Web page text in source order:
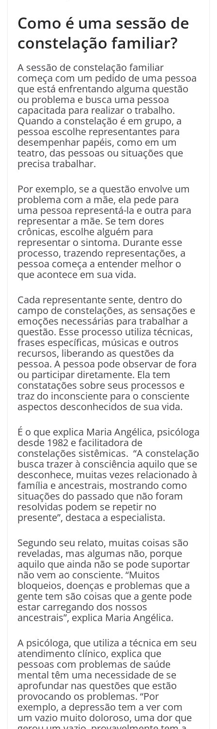
Como é uma sessão de
constelação familiar?
A sessão de constelação familiar
começa com um pedido de uma pessoa
que está enfrentando alguma questão
ou problema e busca uma pessoa
capacitada para realizar o trabalho.
Quando a constelação é em grupo, a
pessoa escolhe representantes para
desempenhar papéis, como em um
teatro, das pessoas ou situações que
precisa trabalhar.
Por exemplo, se a questão envolve um
problema com a mãe, ela pede para
uma pessoa representá-la e outra para
representar a mãe. Se tem dores
crônicas, escolhe alguém para
representar o sintoma. Durante esse
processo, trazendo representações, a
pessoa começa a entender melhor o
que acontece em sua vida.
Cada representante sente, dentro do
campo de constelações, as sensações e
emoções necessárias para trabalhar a
questão. Esse processo utiliza técnicas,
frases específicas, músicas e outros
recursos, liberando as questões da
pessoa. A pessoa pode observar de fora
ou participar diretamente. Ela tem
constatações sobre seus processos e
traz do inconsciente para o consciente
aspectos desconhecidos de sua vida.
É o que explica Maria Angélica, psicóloga
desde 1982 e facilitadora de
constelações sistêmicas. “A constelação
busca trazer à consciência aquilo que se
desconhece, muitas vezes relacionado à
família e ancestrais, mostrando como
situações do passado que não foram
resolvidas podem se repetir no
presente”, destaca a especialista.
Segundo seu relato, muitas coisas são
reveladas, mas algumas não, porque
aquilo que ainda não se pode suportar
não vem ao consciente. “Muitos
bloqueios, doenças e problemas que a
gente tem são coisas que a gente pode
estar carregando dos nossos
ancestrais”, explica Maria Angélica.
A psicóloga, que utiliza a técnica em seu
atendimento clínico, explica que
pessoas com problemas de saúde
mental têm uma necessidade de se
aprofundar nas questões que estão
provocando os problemas. “Por
exemplo, a depressão tem a ver com
um vazio muito doloroso, uma dor que